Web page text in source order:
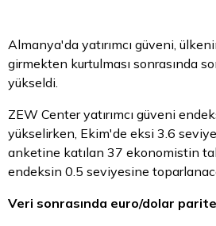
Almanya'da yatırımcı güveni,
girmekten kurtulması sonrasında
yükseldi.
ZEW Center yatırımcı güveni
yükselirken, Ekim'de eksi 3.6
anketine katılan 37 ekonomistin
endeksin 0.5 seviyesine
Veri sonrasında euro/dolar